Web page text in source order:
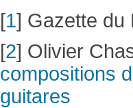
[1] Gazette du
[2] Olivier
compositions
guitares